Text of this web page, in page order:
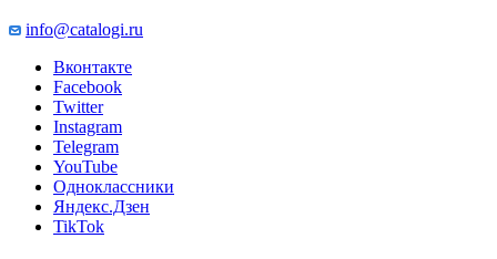
info@catalogi.ru
Вконтакте
Facebook
Twitter
Instagram
Telegram
YouTube
Одноклассники
Яндекс.Дзен
TikTok